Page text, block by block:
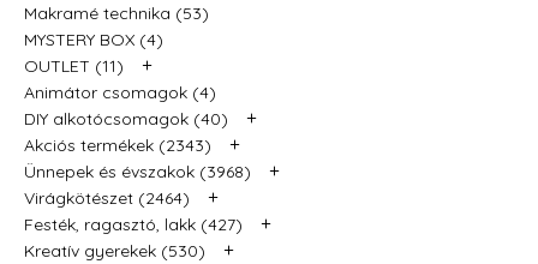
Makramé technika (53)
MYSTERY BOX (4)
OUTLET (11)
+
Animátor csomagok (4)
DIY alkotócsomagok (40)
+
Akciós termékek (2343) +
Ünnepek és évszakok (3968) +
Virágkötészet (2464) +
Festék, ragasztó, lakk (427) +
Kreatív gyerekek (530) +